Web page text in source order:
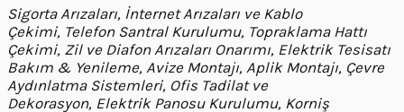
Sigorta Arızaları, İnternet Arızaları ve Kablo
Çekimi, Telefon Santral Kurulumu, Topraklama Hattı
Çekimi, Zil ve Diafon Arızaları Onarımı, Elektrik Tesisatı
Bakım & Yenileme, Avize Montajı, Aplik Montajı, Çevre
Aydınlatma Sistemleri, Ofis Tadilat ve
Dekorasyon, Elektrik Panosu Kurulumu, Korniş